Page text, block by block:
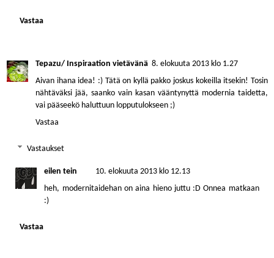
Vastaa
Tepazu/ Inspiraation vietävänä 8. elokuuta 2013 klo 1.27
Aivan ihana idea! :) Tätä on kyllä pakko joskus kokeilla itsekin! Tosin
nähtäväksi jää, saanko vain kasan vääntynyttä modernia taidetta,
vai pääseekö haluttuun lopputulokseen ;)
Vastaa
Vastaukset
eilen tein
10. elokuuta 2013 klo 12.13
heh, modernitaidehan on aina hieno juttu :D Onnea matkaan
:)
Vastaa